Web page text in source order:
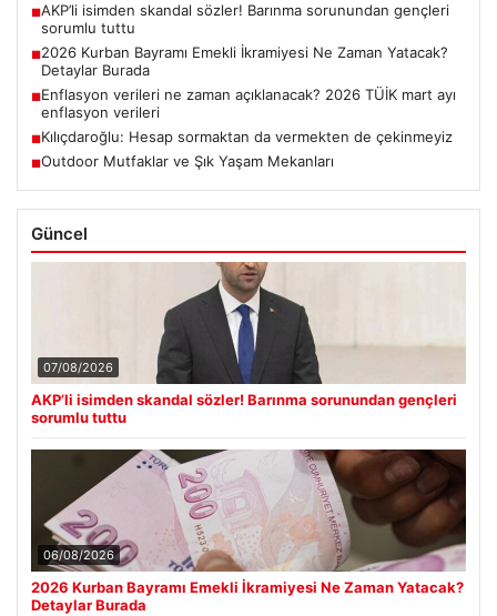
■AKP’li isimden skandal sözler! Barınma sorunundan gençleri
sorumlu tuttu
■2026 Kurban Bayramı Emekli İkramiyesi Ne Zaman Yatacak?
Detaylar Burada
■Enflasyon verileri ne zaman açıklanacak? 2026 TÜİK mart ayı
enflasyon verileri
■Kılıçdaroğlu: Hesap sormaktan da vermekten de çekinmeyiz
■Outdoor Mutfaklar ve Şık Yaşam Mekanları
Güncel
07/08/2026
AKP’li isimden skandal sözler! Barınma sorunundan gençleri
sorumlu tuttu
06/08/2026
2026 Kurban Bayramı Emekli İkramiyesi Ne Zaman Yatacak?
Detaylar Burada